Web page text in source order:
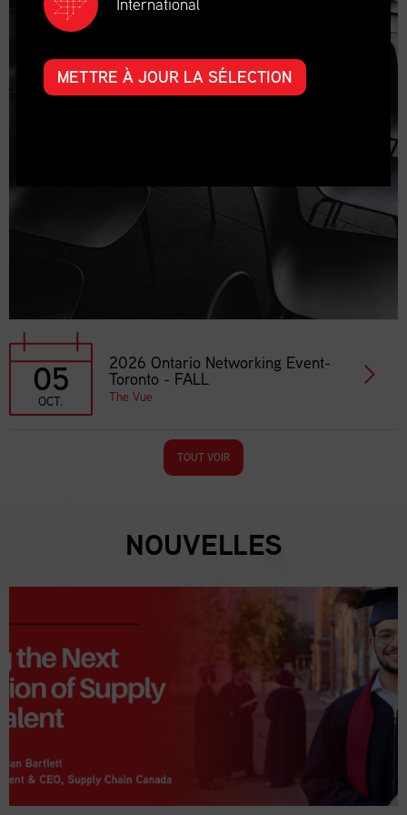
05
OCT.
2026 Ontario Networking Event-
Toronto - FALL
The Vue
TOUT VOIR
NOUVELLES
METTRE À JOUR LA SÉLECTION